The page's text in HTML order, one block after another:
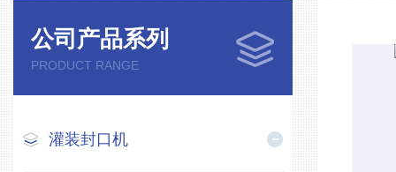
公司产品系列
PRODUCT RANGE
灌装封口机